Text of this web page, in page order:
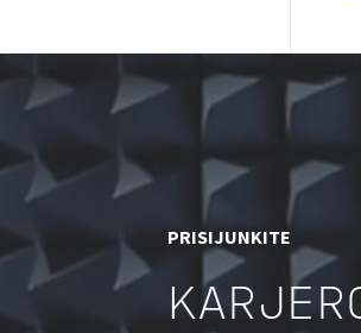
PRISIJUNKITE